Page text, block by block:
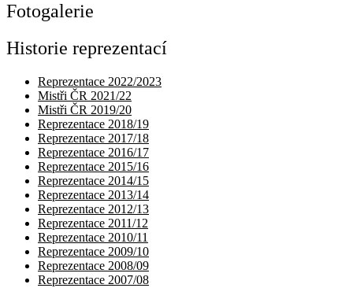
Fotogalerie
Historie reprezentací
Reprezentace 2022/2023
Mistři ČR 2021/22
Mistři ČR 2019/20
Reprezentace 2018/19
Reprezentace 2017/18
Reprezentace 2016/17
Reprezentace 2015/16
Reprezentace 2014/15
Reprezentace 2013/14
Reprezentace 2012/13
Reprezentace 2011/12
Reprezentace 2010/11
Reprezentace 2009/10
Reprezentace 2008/09
Reprezentace 2007/08